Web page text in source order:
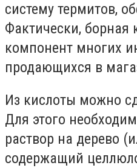
систему термитов,
Фактически, борная
компонент многих
продающихся в
Из кислоты можно
Для этого
раствор на дерево
содержащий